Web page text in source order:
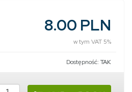
8.00 PLN
w tym VAT 5%
Dostępność: TAK